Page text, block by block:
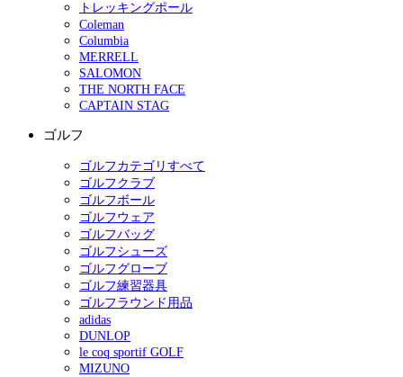
トレッキングポール
Coleman
Columbia
MERRELL
SALOMON
THE NORTH FACE
CAPTAIN STAG
ゴルフ
ゴルフカテゴリすべて
ゴルフクラブ
ゴルフボール
ゴルフウェア
ゴルフバッグ
ゴルフシューズ
ゴルフグローブ
ゴルフ練習器具
ゴルフラウンド用品
adidas
DUNLOP
le coq sportif GOLF
MIZUNO